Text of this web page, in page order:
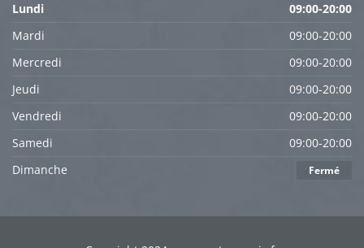
Lundi
09:00-20:00
Mardi
09:00-20:00
Mercredi
09:00-20:00
Jeudi
09:00-20:00
Vendredi
09:00-20:00
Samedi
09:00-20:00
Dimanche
Fermé